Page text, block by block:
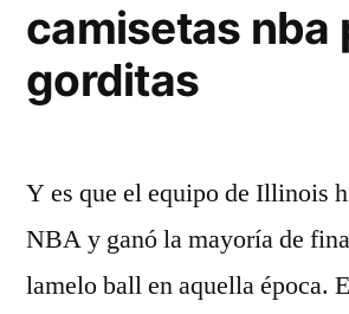
camisetas nba
gorditas
Y es que el equipo de Illinois
NBA y ganó la mayoría de
lamelo ball en aquella época.